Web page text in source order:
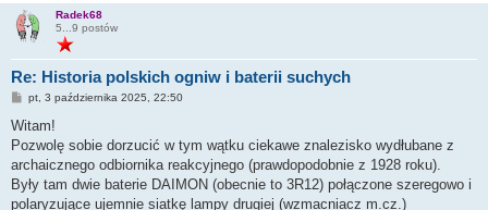
Radek68
5...9 postów
Re: Historia polskich ogniw i baterii suchych
P
s
pt, 3 października 2025, 22:50
Witam!
Pozwolę sobie dorzucić w tym wątku ciekawe znalezisko wydłubane z
archaicznego odbiornika reakcyjnego (prawdopodobnie z 1928 roku).
Były tam dwie baterie DAIMON (obecnie to 3R12) połączone szeregowo i
polaryzujące ujemnie siatkę lampy drugiej (wzmacniacz m.cz.)